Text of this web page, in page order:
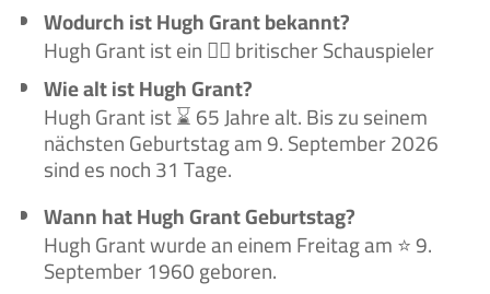
Wodurch ist Hugh Grant bekannt?
Hugh Grant ist ein 🙋‍♂️ britischer Schauspieler
Wie alt ist Hugh Grant?
Hugh Grant ist ⌛ 65 Jahre alt. Bis zu seinem
nächsten Geburtstag am 9. September 2026
sind es noch 31 Tage.
Wann hat Hugh Grant Geburtstag?
Hugh Grant wurde an einem Freitag am ⭐ 9.
September 1960 geboren.